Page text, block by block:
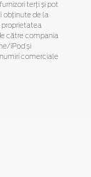
terți și pot
obținute de la
proprietatea
către compania
iPod și
comerciale